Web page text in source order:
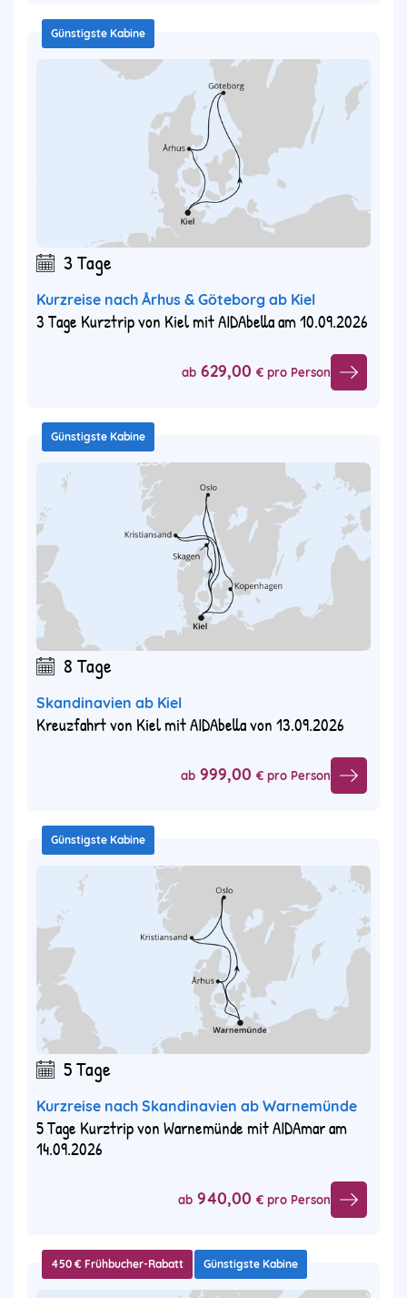
Günstigste Kabine
3 Tage
Kurzreise nach Århus & Göteborg ab Kiel
3 Tage Kurztrip von Kiel mit AIDAbella am 10.09.2026
ab 629,00 € pro Person
Günstigste Kabine
8 Tage
Skandinavien ab Kiel
Kreuzfahrt von Kiel mit AIDAbella von 13.09.2026
ab 999,00 € pro Person
Günstigste Kabine
5 Tage
Kurzreise nach Skandinavien ab Warnemünde
5 Tage Kurztrip von Warnemünde mit AIDAmar am
14.09.2026
ab 940,00 € pro Person
450 € Frühbucher-Rabatt Günstigste Kabine